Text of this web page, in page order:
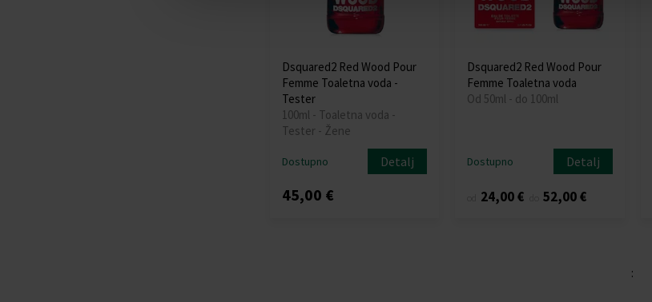
Dsquared2 Red Wood Pour
Femme Toaletna voda -
Tester
100ml - Toaletna voda -
Tester - Žene
Dostupno Detalj
45,00 €
Dsquared2 Red Wood Pour
Femme Toaletna voda
Od 50ml - do 100ml
Dostupno Detalj
24,00 € 52,00 €
: